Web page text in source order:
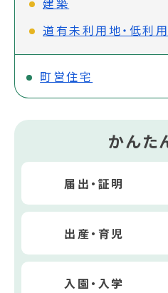
道有未利用地・低利
町営住宅
かんた
届出・証明
出産・育児
入園・入学